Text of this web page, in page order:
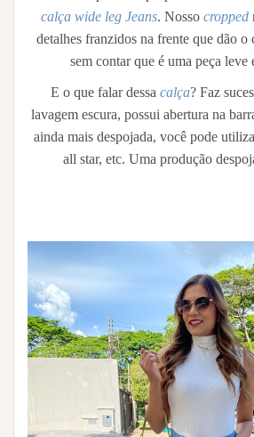
calça wide leg Jeans. Nosso cropped
detalhes franzidos na frente que dão o
sem contar que é uma peça leve
E o que falar dessa calça? Faz
lavagem escura, possui abertura na
ainda mais despojada, você pode
all star, etc. Uma produção